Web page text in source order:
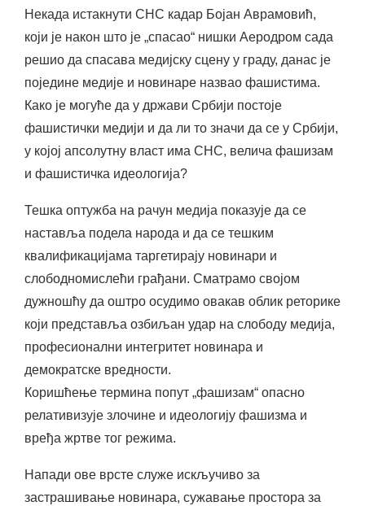
Некада истакнути СНС кадар Бојан Аврамовић,
који је након што је „спасао“ нишки Аеродром сада
решио да спасава медијску сцену у граду, данас је
поједине медије и новинаре назвао фашистима.
Како је могуће да у држави Србији постоје
фашистички медији и да ли то значи да се у Србији,
у којој апсолутну власт има СНС, велича фашизам
и фашистичка идеологија?
Тешка оптужба на рачун медија показује да се
наставља подела народа и да се тешким
квалификацијама таргетирају новинари и
слободномислећи грађани. Сматрамо својом
дужношћу да оштро осудимо овакав облик реторике
који представља озбиљан удар на слободу медија,
професионални интегритет новинара и
демократске вредности.
Коришћење термина попут „фашизам“ опасно
релативизује злочине и идеологију фашизма и
вређа жртве тог режима.
Напади ове врсте служе искључиво за
застрашивање новинара, сужавање простора за